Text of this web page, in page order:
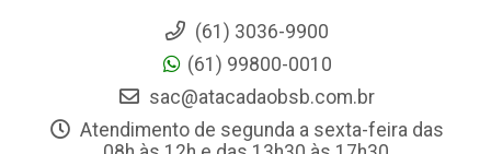
(61) 3036-9900
(61) 99800-0010
sac@atacadaobsb.com.br
Atendimento de segunda a sexta-feira das